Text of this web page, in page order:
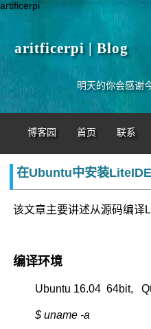
artificerpi
aritficerpi | Blog
明天的你会感谢
博客园 首页 联系
在Ubuntu中安装LiteIDE
该文章主要讲述从源码编译
编译环境
Ubuntu 16.04 64bit, Qt
$ uname -a